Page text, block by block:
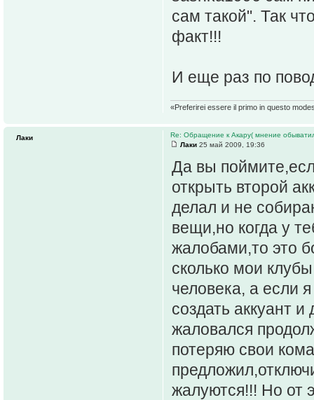
сам такой". Так
факт!!!
И еще раз по
«Preferirei essere il primo in questo
Re: Обращение к Акару( мнение
Лаки 25 май 2009, 19:36
Да вы
открыть второй
делал и не
вещи,но когда у
жалобами,то это
сколько мои
человека, а если
создать аккуант
жаловался
потеряю свои
жалуются!!! Но от
Лаки